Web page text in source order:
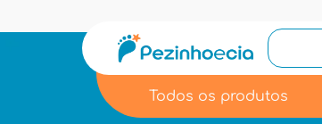
Todos os produtos